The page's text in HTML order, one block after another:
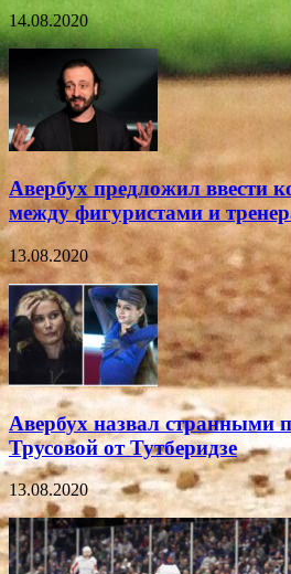
14.08.2020
Авербух предложил ввести
между фигуристами и
13.08.2020
Авербух назвал странными
Трусовой от Тутберидзе
13.08.2020